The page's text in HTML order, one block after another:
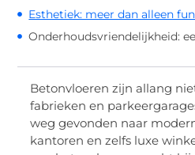
Esthetiek: meer dan alleen
Onderhoudsvriendelijkheid:
Betonvloeren zijn allang
fabrieken en
weg gevonden naar
kantoren en zelfs luxe